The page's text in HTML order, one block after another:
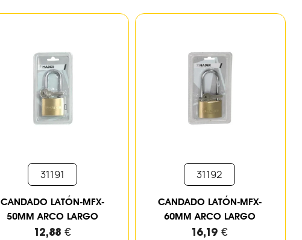
31191
CANDADO LATÓN-MFX-
50MM ARCO LARGO
12,88 €
31192
CANDADO LATÓN-MFX-
60MM ARCO LARGO
16,19 €